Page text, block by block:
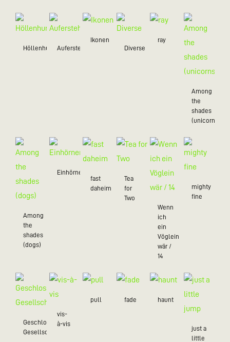
Höllenhund Auferstehung
Ikonen
Diverse
ray
Among
the
shades
(unicorns)
Among
the
shades
(dogs)
Einhörner
fast
daheim
Tea
for
Two
Wenn
ich
ein
Vöglein
wär /
14
mighty
fine
Geschlossene
Gesellschaft
vis-
à-vis
pull fade haunt
just a
little